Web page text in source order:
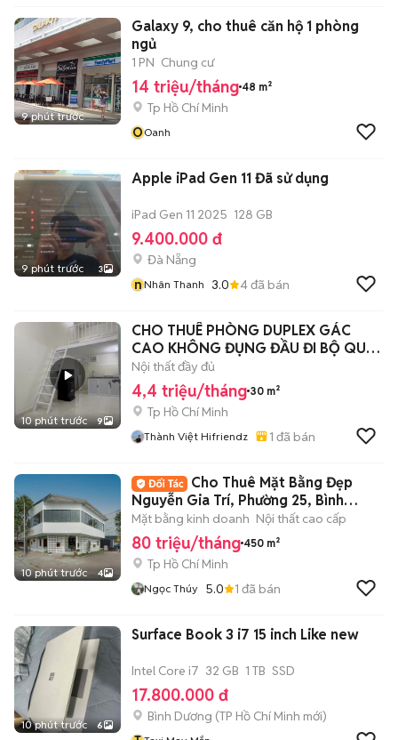
9 phút trước
Galaxy 9, cho thuê căn hộ 1 phòng
ngủ
1 PN Chung cư
14 triệu/tháng 48 m²
Tp Hồ Chí Minh
OOanh
9 phút trước 3
Apple iPad Gen 11 Đã sử dụng
iPad Gen 11 2025 128 GB
9.400.000 đ
Đà Nẵng
nNhân Thanh 3.0 4đã bán
10 phút trước 9
CHO THUÊ PHÒNG DUPLEX GÁC
CAO KHÔNG ĐỤNG ĐẦU ĐI BỘ QUA
IUH
Nội thất đầy đủ
4,4 triệu/tháng 30 m²
Tp Hồ Chí Minh
Thành Việt Hifriendz 1 đã bán
10 phút trước 4
Cho Thuê Mặt Bằng Đẹp
Nguyễn Gia Trí, Phường 25, Bình
Thạn, DT:15x15m
Mặt bằng kinh doanh Nội thất cao cấp
80 triệu/tháng 450 m²
Tp Hồ Chí Minh
Ngọc Thúy 5.0 1 đã bán
10 phút trước 6
Surface Book 3 i7 15 inch Like new
Intel Core i7 32 GB 1 TB SSD
17.800.000 đ
Bình Dương (TP Hồ Chí Minh mới)